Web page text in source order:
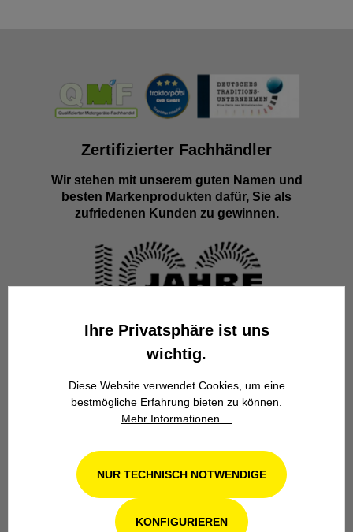
Zertifizierter Fachhändler
Wir stehen mit unserem guten Namen und
besten Markenprodukten dafür, Sie als
zufriedenen Kunden zu gewinnen.
Familienbetrieb
Wir stehen seit über 100 Jahren als
Familienbetrieb in 4. Generation für
Kompetenz, Innovation und
Ihre Privatsphäre ist uns
wichtig.
Diese Website verwendet Cookies, um eine
bestmögliche Erfahrung bieten zu können.
Mehr Informationen ...
NUR TECHNISCH NOTWENDIGE
KONFIGURIEREN